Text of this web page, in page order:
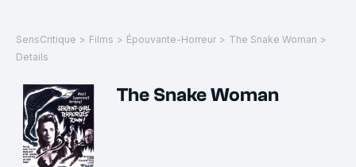
SensCritique > Films > Épouvante-Horreur > The Snake Woman >
Details
The Snake Woman